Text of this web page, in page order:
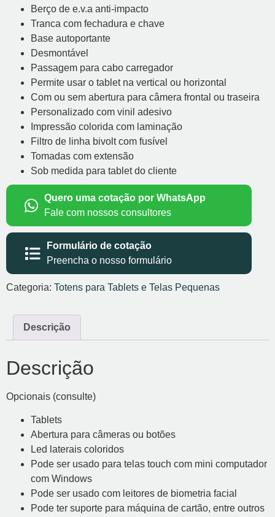
Berço de e.v.a anti-impacto
Tranca com fechadura e chave
Base autoportante
Desmontável
Passagem para cabo carregador
Permite usar o tablet na vertical ou horizontal
Com ou sem abertura para câmera frontal ou traseira
Personalizado com vinil adesivo
Impressão colorida com laminação
Filtro de linha bivolt com fusível
Tomadas com extensão
Sob medida para tablet do cliente
Quero uma cotação por WhatsApp
Fale com nossos consultores
Formulário de cotação
Preencha o nosso formulário
Categoria: Totens para Tablets e Telas Pequenas
Descrição
Descrição
Opcionais (consulte)
Tablets
Abertura para câmeras ou botões
Led laterais coloridos
Pode ser usado para telas touch com mini computador
com Windows
Pode ser usado com leitores de biometria facial
Pode ter suporte para máquina de cartão, entre outros